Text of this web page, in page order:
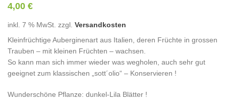
4,00 €
inkl. 7 % MwSt. zzgl. Versandkosten
Kleinfrüchtige Auberginenart aus Italien, deren Früchte in grossen
Trauben – mit kleinen Früchten – wachsen.
So kann man sich immer wieder was wegholen, auch sehr gut
geeignet zum klassischen „sott´olio“ – Konservieren !
Wunderschöne Pflanze: dunkel-Lila Blätter !